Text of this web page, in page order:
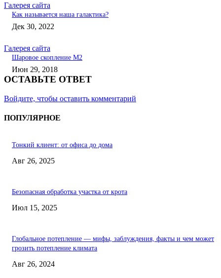
Галерея сайта
Как называется наша галактика?
Дек 30, 2022
Галерея сайта
Шаровое скопление М2
Июн 29, 2018
ОСТАВЬТЕ ОТВЕТ
Войдите, чтобы оставить комментарий
ПОПУЛЯРНОЕ
Тонкий клиент: от офиса до дома
Авг 26, 2025
Безопасная обработка участка от крота
Июл 15, 2025
Глобальное потепление — мифы, заблуждения, факты и чем может
грозить потепление климата
Авг 26, 2024